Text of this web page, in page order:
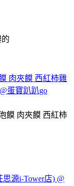
肉夾饃 西紅柿雞
蛋寶趴趴go
源i-Tower店) @